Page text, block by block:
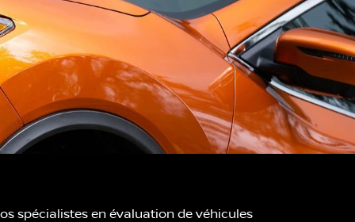
spécialistes en évaluation de véhicules